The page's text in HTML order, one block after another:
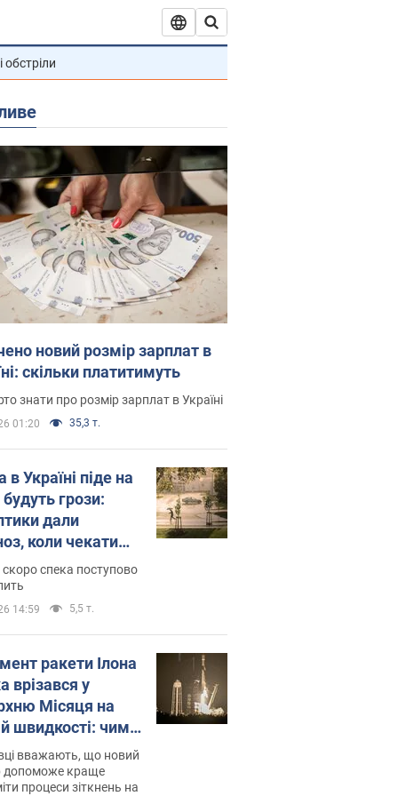
обстріли
новий розмір зарплат в
скільки платитимуть
знати про розмір зарплат в Україні
01:20 35,3 т.
в Україні піде на
грози:
дали
коли чекати
погоди
скоро спека поступово
14:59 5,5 т.
ракети Ілона
врізався у
Місяця на
швидкості: чим
вважають, що новий
допоможе краще
процеси зіткнень на